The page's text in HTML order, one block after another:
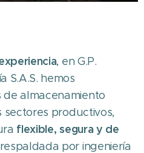
, en G.P.
S.A.S. hemos
almacenamiento
productivos,
flexible, segura y de
por ingeniería